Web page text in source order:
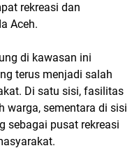
rekreasi dan
Aceh.
di kawasan ini
terus menjadi salah
Di satu sisi, fasilitas
warga, sementara di sisi
sebagai pusat rekreasi